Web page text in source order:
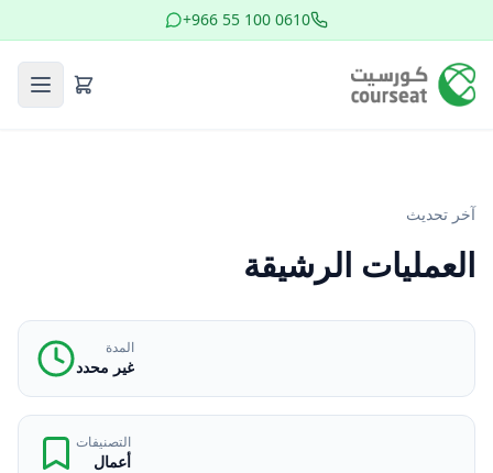
+966 55 100 0610
آخر تحديث
العمليات الرشيقة
المدة
غير محدد
التصنيفات
أعمال